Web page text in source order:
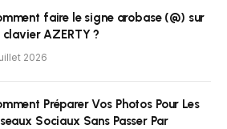
faire le signe arobase (@) sur
clavier AZERTY ?
2026
Préparer Vos Photos Pour Les
Sociaux Sans Passer Par